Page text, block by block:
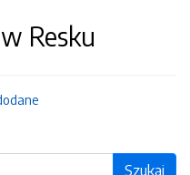
Resku
Szukaj